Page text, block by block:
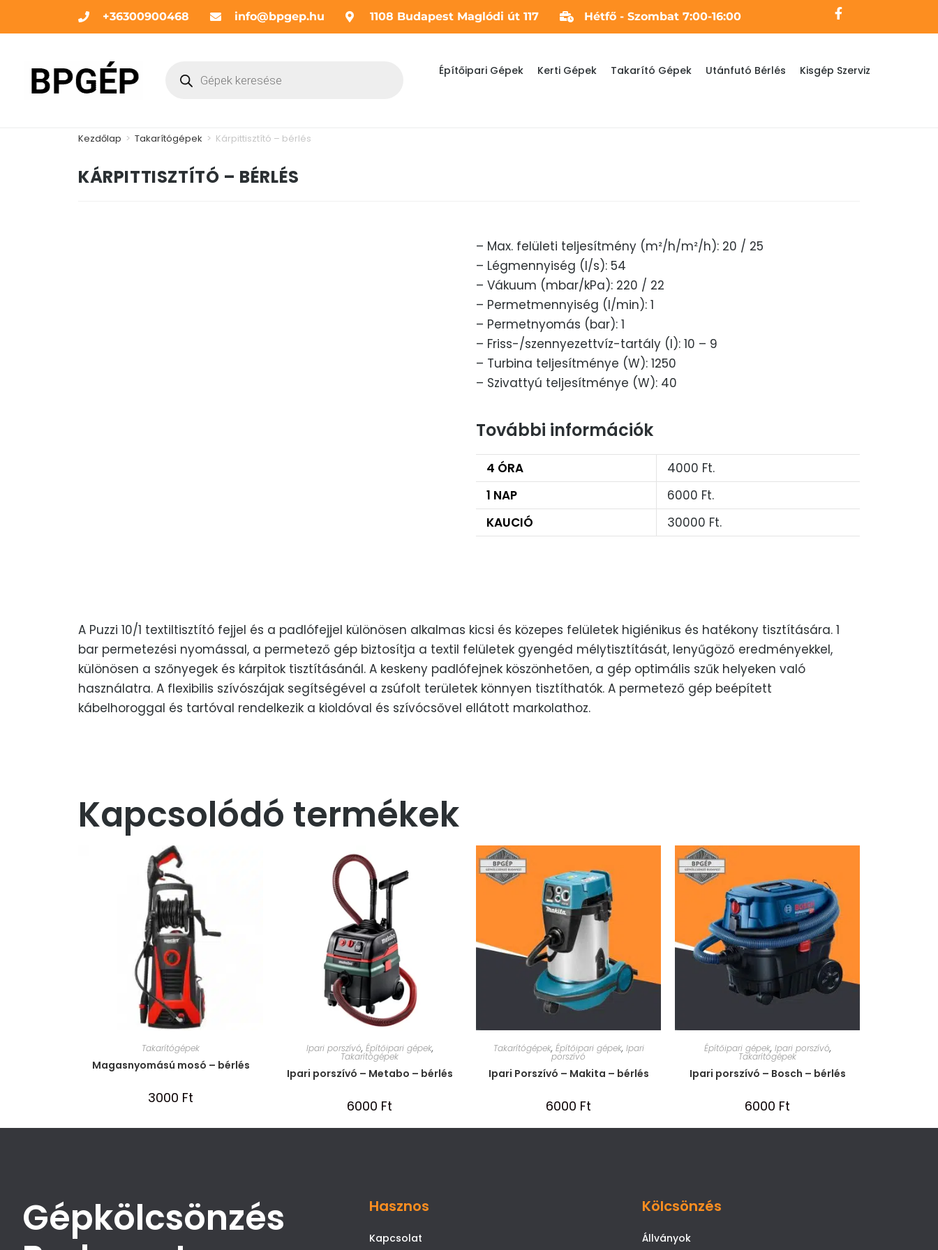
+36300900468 info@bpgep.hu 1108 Budapest Maglódi út 117 Hétfő - Szombat 7:00-16:00
Építőipari Gépek Kerti Gépek Takarító Gépek Utánfutó Bérlés Kisgép Szerviz
Kezdőlap > Takarítógépek > Kárpittisztító – bérlés
KÁRPITTISZTÍTÓ – BÉRLÉS
– Max. felületi teljesítmény (m²/h/m²/h): 20 / 25
– Légmennyiség (l/s): 54
– Vákuum (mbar/kPa): 220 / 22
– Permetmennyiség (l/min): 1
– Permetnyomás (bar): 1
– Friss-/szennyezettvíz-tartály (l): 10 – 9
– Turbina teljesítménye (W): 1250
– Szivattyú teljesítménye (W): 40
További információk
4 ÓRA
4000 Ft.
1 NAP
6000 Ft.
KAUCIÓ
30000 Ft.
A Puzzi 10/1 textiltisztító fejjel és a padlófejjel különösen alkalmas kicsi és közepes felületek higiénikus és hatékony tisztítására. 1
bar permetezési nyomással, a permetező gép biztosítja a textil felületek gyengéd mélytisztítását, lenyűgöző eredményekkel,
különösen a szőnyegek és kárpitok tisztításánál. A keskeny padlófejnek köszönhetően, a gép optimális szűk helyeken való
használatra. A flexibilis szívószájak segítségével a zsúfolt területek könnyen tisztíthatók. A permetező gép beépített
kábelhoroggal és tartóval rendelkezik a kioldóval és szívócsővel ellátott markolathoz.
Kapcsolódó termékek
Takarítógépek
Magasnyomású mosó – bérlés
3000 Ft
Ipari porszívó, Építőipari gépek,
Takarítógépek
Ipari porszívó – Metabo – bérlés
6000 Ft
Takarítógépek, Építőipari gépek, Ipari
porszívó
Ipari Porszívó – Makita – bérlés
6000 Ft
Építőipari gépek, Ipari porszívó,
Takarítógépek
Ipari porszívó – Bosch – bérlés
6000 Ft
Gépkölcsönzés
Hasznos
Kapcsolat
Kölcsönzés
Állványok